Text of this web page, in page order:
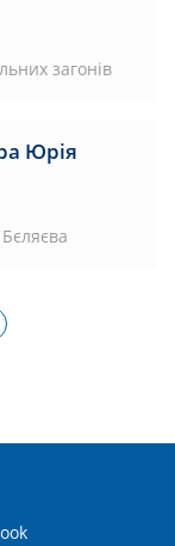
загонів
Юрія